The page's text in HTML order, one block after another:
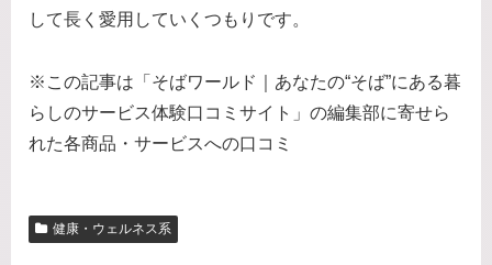
して長く愛用していくつもりです。
※この記事は「そばワールド｜あなたの“そば”にある暮
らしのサービス体験口コミサイト」の編集部に寄せら
れた各商品・サービスへの口コミ
健康・ウェルネス系